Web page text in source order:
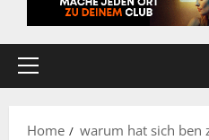
Primary
Home warum hat sich ben